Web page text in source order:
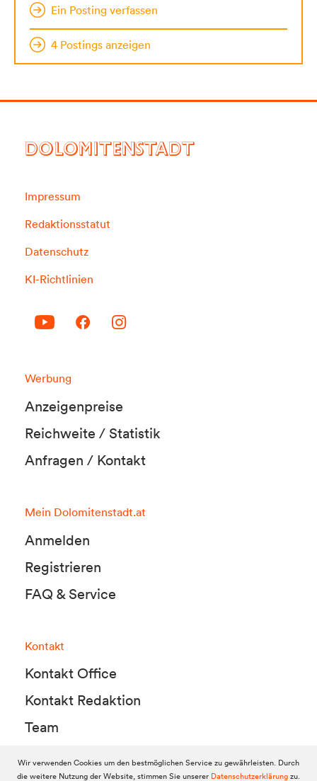
Ein Posting verfassen
4 Postings anzeigen
DOLOMITENSTADT
Impressum
Redaktionsstatut
Datenschutz
KI-Richtlinien
Werbung
Anzeigenpreise
Reichweite / Statistik
Anfragen / Kontakt
Mein Dolomitenstadt.at
Anmelden
Registrieren
FAQ & Service
Kontakt
Kontakt Office
Kontakt Redaktion
Team
Wir verwenden Cookies um den bestmöglichen Service zu gewährleisten. Durch
die weitere Nutzung der Website, stimmen Sie unserer Datenschutzerklärungzu.